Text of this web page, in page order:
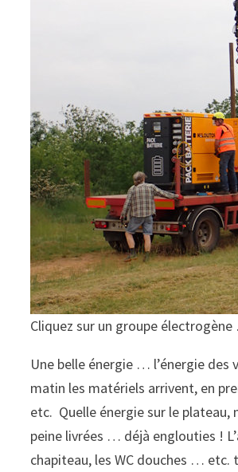
Cliquez sur un groupe
Une belle énergie … l’énergie des
matin les matériels arrivent, en
etc. Quelle énergie sur le plateau,
peine livrées … déjà englouties !
chapiteau, les WC douches …